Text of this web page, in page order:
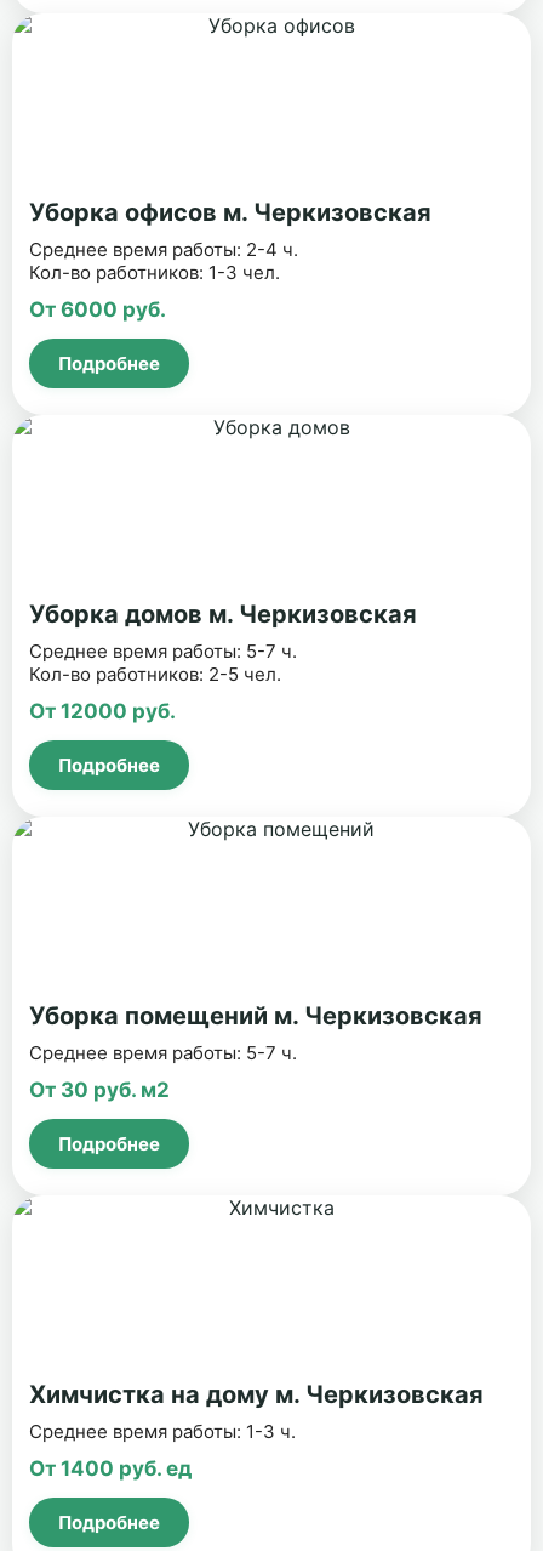
Уборка офисов м. Черкизовская
Среднее время работы: 2-4 ч.
Кол-во работников: 1-3 чел.
От 6000 руб.
Подробнее
Уборка домов м. Черкизовская
Среднее время работы: 5-7 ч.
Кол-во работников: 2-5 чел.
От 12000 руб.
Подробнее
Уборка помещений м. Черкизовская
Среднее время работы: 5-7 ч.
От 30 руб. м2
Подробнее
Химчистка на дому м. Черкизовская
Среднее время работы: 1-3 ч.
От 1400 руб. ед
Подробнее